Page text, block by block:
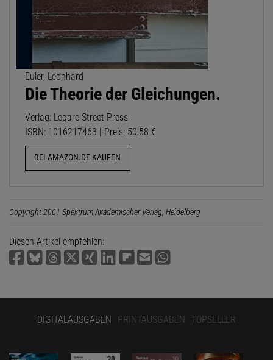
Euler, Leonhard
Die Theorie der Gleichungen.
Verlag: Legare Street Press
ISBN: 1016217463 | Preis: 50,58 €
BEI AMAZON.DE KAUFEN
Copyright 2001 Spektrum Akademischer Verlag, Heidelberg
Diesen Artikel empfehlen:
DIGITALAUSGABEN PRINTAUSGABEN TOPSELLER